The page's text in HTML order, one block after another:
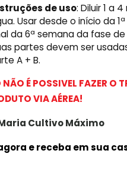
de uso: Diluir 1 a
Usar desde o início da
da 6ª semana da fase
partes devem ser
A + B.
É POSSIVEL FAZER O
VIA AÉREA!
CultivoMáximo
e receba em sua